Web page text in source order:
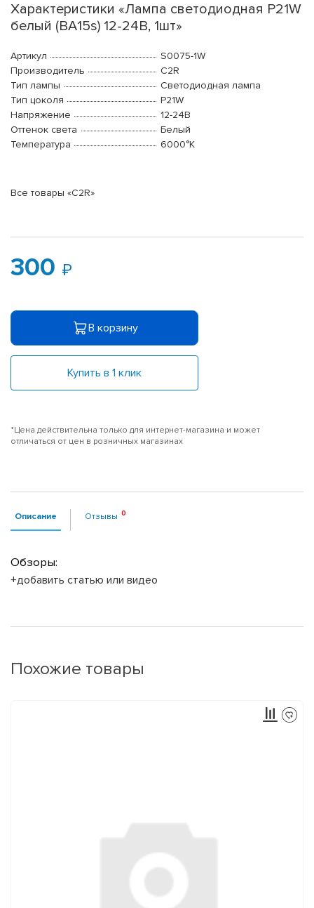
Характеристики «Лампа светодиодная P21W
белый (BA15s) 12-24В, 1шт»
Артикул
S0075-1W
Производитель
C2R
Тип лампы
Светодиодная лампа
Тип цоколя
P21W
Напряжение
12-24В
Оттенок света
Белый
Температура
6000°K
Все товары «C2R»
300
В корзину
Купить в 1 клик
*Цена действительна только для интернет-магазина и может
отличаться от цен в розничных магазинах
Описание Отзывы
Обзоры:
+добавить статью или видео
Похожие товары